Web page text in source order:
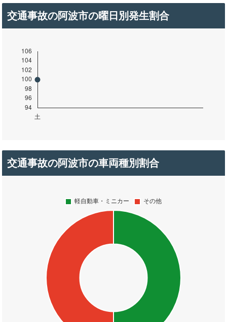
交通事故の阿波市の曜日別発生割合
交通事故の阿波市の車両種別割合